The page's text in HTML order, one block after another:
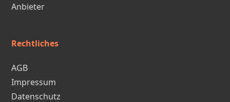
Anbieter
Rechtliches
AGB
Impressum
Datenschutz